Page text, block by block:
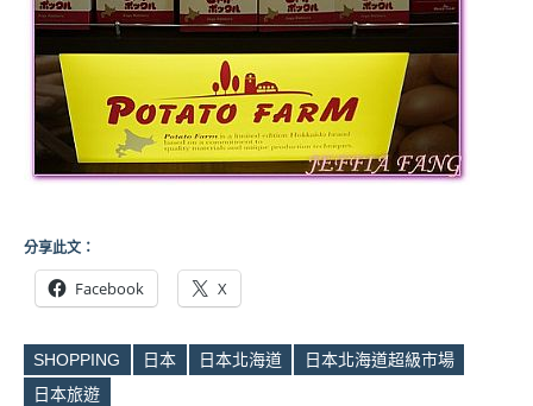
分享此文：
Facebook X
Tags
SHOPPING 日本 日本北海道
日本北海道超級市場
日本旅遊